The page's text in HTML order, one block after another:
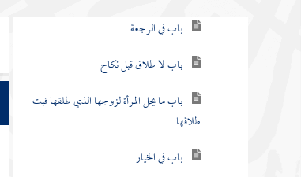
باب في الرجعة
باب لا طلاق قبل نكاح
باب ما يحل المرأة لزوجها الذي طلقها فبت
طلاقها
باب في الخيار